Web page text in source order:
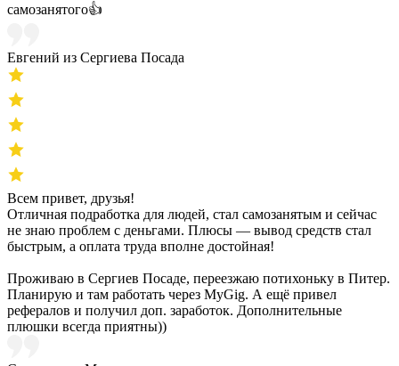
самозанятого👍
Евгений из Сергиева Посада
Всем привет, друзья!
Отличная подработка для людей, стал самозанятым и сейчас
не знаю проблем с деньгами. Плюсы — вывод средств стал
быстрым, а оплата труда вполне достойная!
Проживаю в Сергиев Посаде, переезжаю потихоньку в Питер.
Планирую и там работать через MyGig. А ещё привел
рефералов и получил доп. заработок. Дополнительные
плюшки всегда приятны))